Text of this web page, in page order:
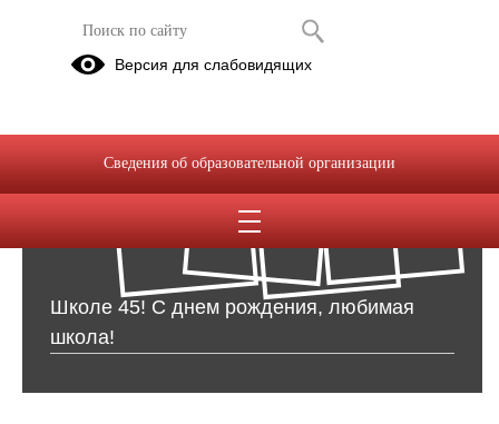
Фотоальбомы
08
Фев
Школе 45! С днем рождения, любимая
школа!
Версия для слабовидящих
Сведения об образовательной организации